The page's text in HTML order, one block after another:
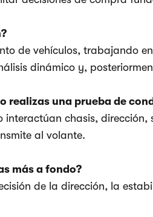
de vehículos, trabajando
dinámico y,
realizas una prueba de
chasis,
al volante.
más a fondo?
de la dirección, la